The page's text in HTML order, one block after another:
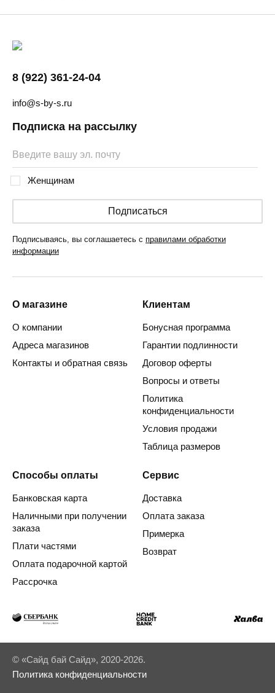
8 (922) 361-24-04
info@s-by-s.ru
Подписка на рассылку
Женщинам
Подписаться
Подписываясь, вы соглашаетесь с правилами обработки
информации
О магазине
О компании
Адреса магазинов
Контакты и обратная связь
Клиентам
Бонусная программа
Гарантии подлинности
Договор оферты
Вопросы и ответы
Политика
конфиденциальности
Условия продажи
Таблица размеров
Способы оплаты
Банковская карта
Наличными при получении
заказа
Плати частями
Оплата подарочной картой
Рассрочка
Сервис
Доставка
Оплата заказа
Примерка
Возврат
© «Сайд бай Сайд», 2020-2026.
Политика конфиденциальности